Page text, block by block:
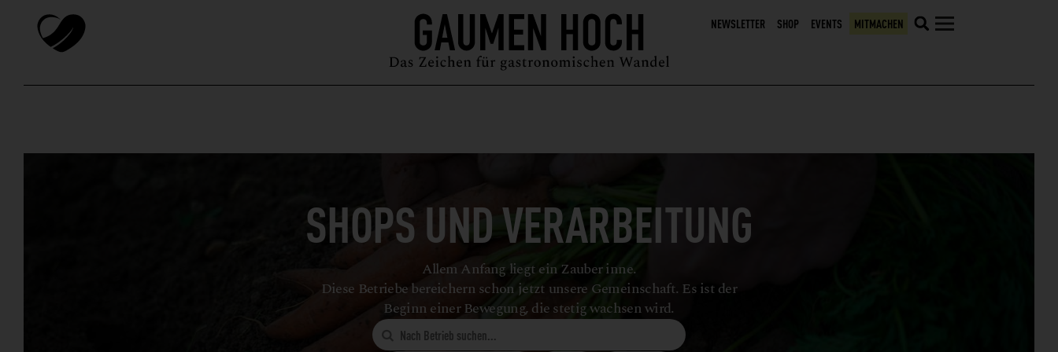
NEWSLETTER SHOP EVENTS MITMACHEN
MAGAZIN GUIDE PODCAST ÜBER UNS SYMPOSIUM
SHOPS UND VERARBEITUNG
Allem Anfang liegt ein Zauber inne.
Diese Betriebe bereichern schon jetzt unsere Gemeinschaft. Es ist der
Beginn einer Bewegung, die stetig wachsen wird.
